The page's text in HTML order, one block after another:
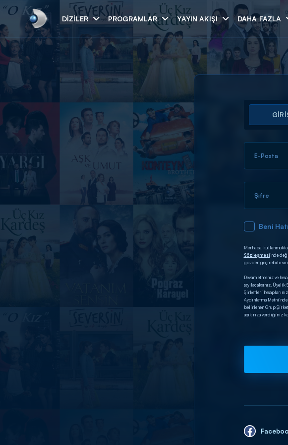
DIZILER PROGRAMLAR YAYIN AKIŞI DAHA FAZLA
Arama
ARAMA SONUÇLARI
E-Posta
Şifre
Beni
Merhaba,
Sözleşmesi’nde
gözden
Devam etmeniz ve
sayılacaksınız.
Şirketleri
Aydınlatma
belirlenen Grup
açık rıza verdiğiniz